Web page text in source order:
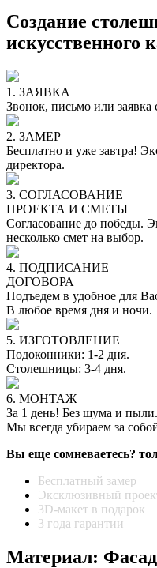
Создание
искусственного
1. ЗАЯВКА
Звонок, письмо или заявка
2. ЗАМЕР
Бесплатно и уже завтра!
директора.
3. СОГЛАСОВАНИЕ
ПРОЕКТА И СМЕТЫ
Согласование до победы.
несколько смет на выбор.
4. ПОДПИСАНИЕ
ДОГОВОРА
Подъедем в удобное для
В любое время дня и ночи.
5. ИЗГОТОВЛЕНИЕ
Подоконники: 1-2 дня.
Столешницы: 3-4 дня.
6. МОНТАЖ
За 1 день! Без шума и пыли.
Мы всегда убираем за
Вы еще сомневаетесь?
Бесплатный замер
Эксклюзивный
3D-макет в подарок
3 года гарантии
Материал: